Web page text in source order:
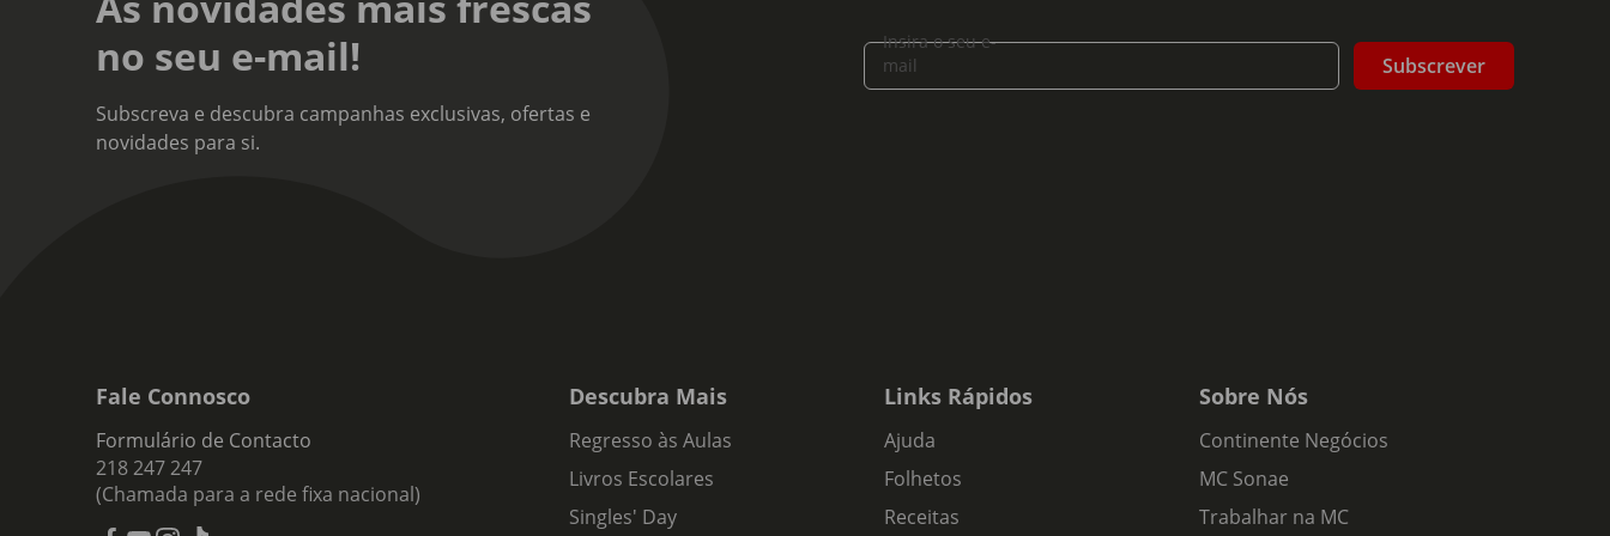
no seu e-mail!
Subscreva e descubra campanhas exclusivas, ofertas e
novidades para si.
Insira o seu e-
mail
Subscrever
Fale Connosco
Formulário de Contacto
218 247 247
(Chamada para a rede fixa nacional)
Descubra Mais
Regresso às Aulas
Livros Escolares
Singles' Day
Links Rápidos
Ajuda
Folhetos
Receitas
Sobre Nós
Continente Negócios
MC Sonae
Trabalhar na MC